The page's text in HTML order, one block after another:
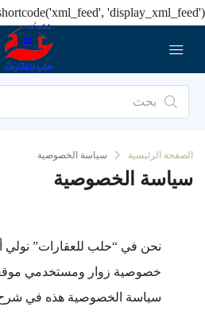
'display_xml_feed');
الصفحة الرئيسية سياسة الخصوصية
سياسة الخصوصية
نحن في “حلب للعقارات” نولي
خصوصية زوار ومستخدمي
سياسة الخصوصية هذه في شرح